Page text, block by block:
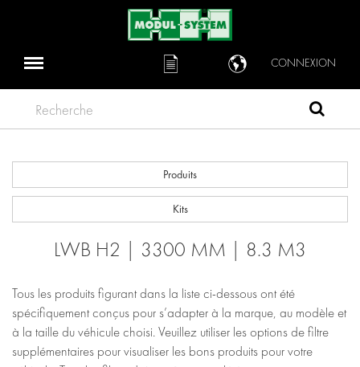
CONNEXION
Recherche
Produits
Kits
LWB H2 | 3300 MM | 8.3 M3
Tous les produits figurant dans la liste ci-dessous ont été
spécifiquement conçus pour s’adapter à la marque, au modèle et
à la taille du véhicule choisi. Veuillez utiliser les options de filtre
supplémentaires pour visualiser les bons produits pour votre